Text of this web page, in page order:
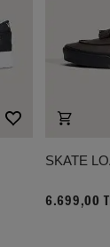
SKATE
6.699,00